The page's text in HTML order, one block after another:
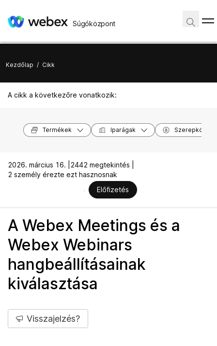
Súgóközpont
Kezdőlap / Cikk
A cikk a következőre vonatkozik:
Termékek Iparágak Szerepkörök
2026. március 16. |
2442 megtekintés |
2 személy érezte ezt hasznosnak
Előfizetés
A Webex Meetings és a
Webex Webinars
hangbeállításainak
kiválasztása
Visszajelzés?